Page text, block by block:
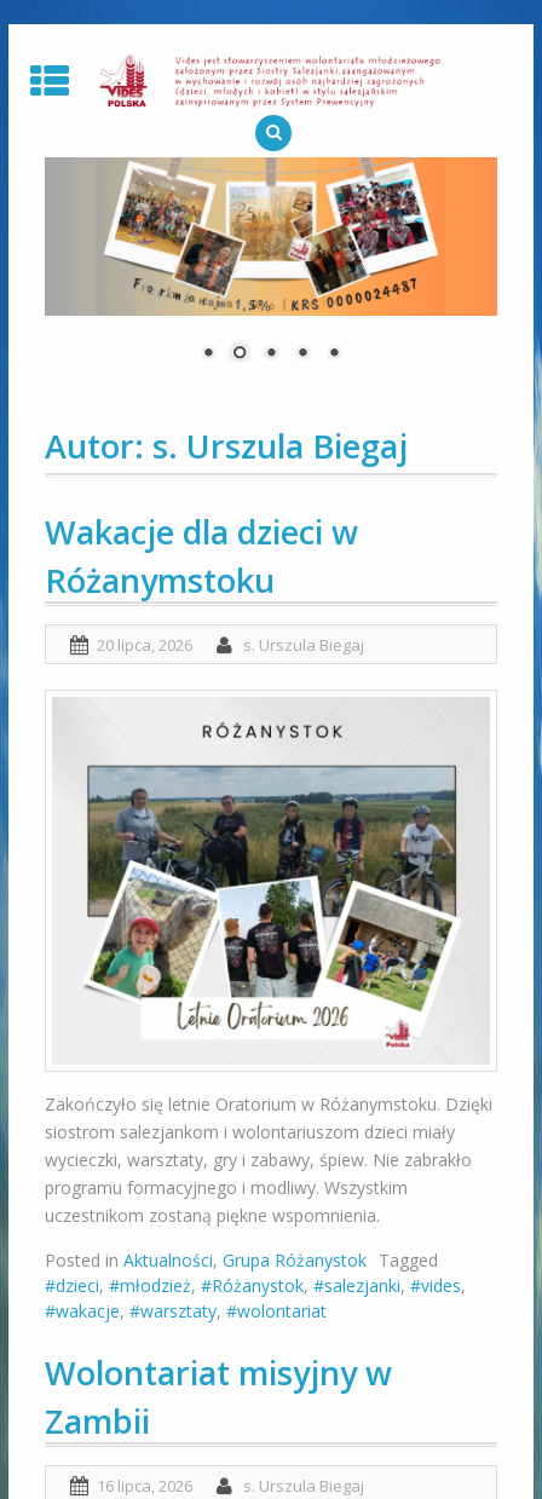
to
content
Autor: s. Urszula Biegaj
Wakacje dla dzieci w
Różanymstoku
20 lipca, 2026 s. Urszula Biegaj
Zakończyło się letnie Oratorium w Różanymstoku. Dzięki
siostrom salezjankom i wolontariuszom dzieci miały
wycieczki, warsztaty, gry i zabawy, śpiew. Nie zabrakło
programu formacyjnego i modliwy. Wszystkim
uczestnikom zostaną piękne wspomnienia.
Posted in Aktualności, Grupa Różanystok Tagged
#dzieci, #młodzież, #Różanystok, #salezjanki, #vides,
#wakacje, #warsztaty, #wolontariat
Wolontariat misyjny w
Zambii
16 lipca, 2026 s. Urszula Biegaj